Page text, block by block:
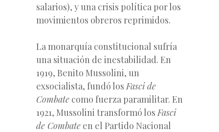
salarios), y una crisis política por los
movimientos obreros reprimidos.
La monarquía constitucional sufría
una situación de inestabilidad. En
1919, Benito Mussolini, un
exsocialista, fundó losFasci de
Combate como fuerza paramilitar. En
1921, Mussolini transformó losFasci
de Combate en el Partido Nacional